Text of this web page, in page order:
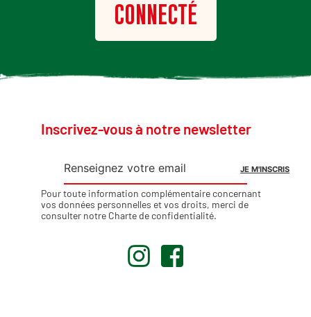
CONNECTÉ
Inscrivez-vous à notre newsletter
Pour toute information complémentaire concernant
vos données personnelles et vos droits, merci de
consulter notre Charte de confidentialité.
. .